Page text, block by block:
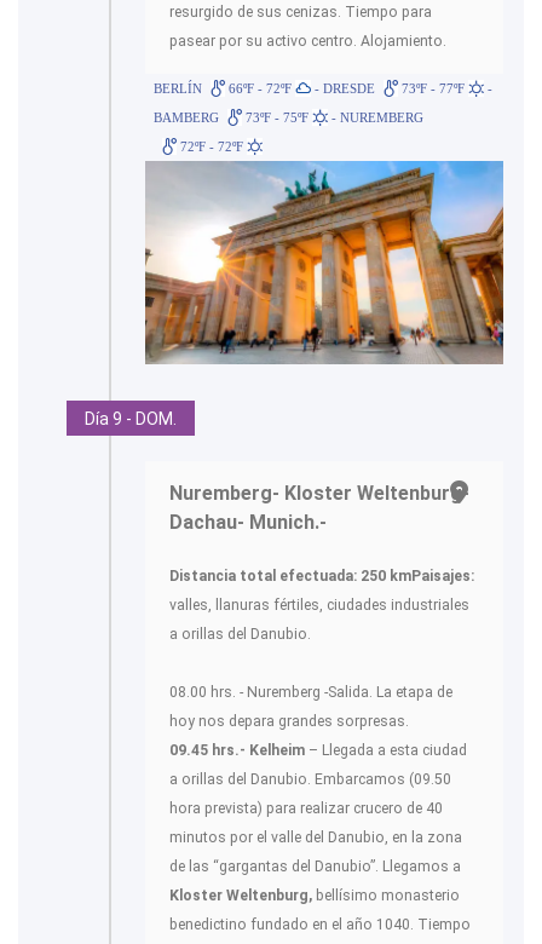
resurgido de sus cenizas. Tiempo para
pasear por su activo centro. Alojamiento.
BERLÍN 66ºF - 72ºF - DRESDE 73ºF - 77ºF
-
BAMBERG
73ºF - 75ºF
- NUREMBERG
72ºF - 72ºF
Día 9 - DOM.
Nuremberg- Kloster Weltenburg-
Dachau- Munich.-
Distancia total efectuada: 250 kmPaisajes:
valles, llanuras fértiles, ciudades industriales
a orillas del Danubio.
08.00 hrs. - Nuremberg -Salida. La etapa de
hoy nos depara grandes sorpresas.
09.45 hrs.- Kelheim – Llegada a esta ciudad
a orillas del Danubio. Embarcamos (09.50
hora prevista) para realizar crucero de 40
minutos por el valle del Danubio, en la zona
de las “gargantas del Danubio”. Llegamos a
Kloster Weltenburg, bellísimo monasterio
benedictino fundado en el año 1040. Tiempo